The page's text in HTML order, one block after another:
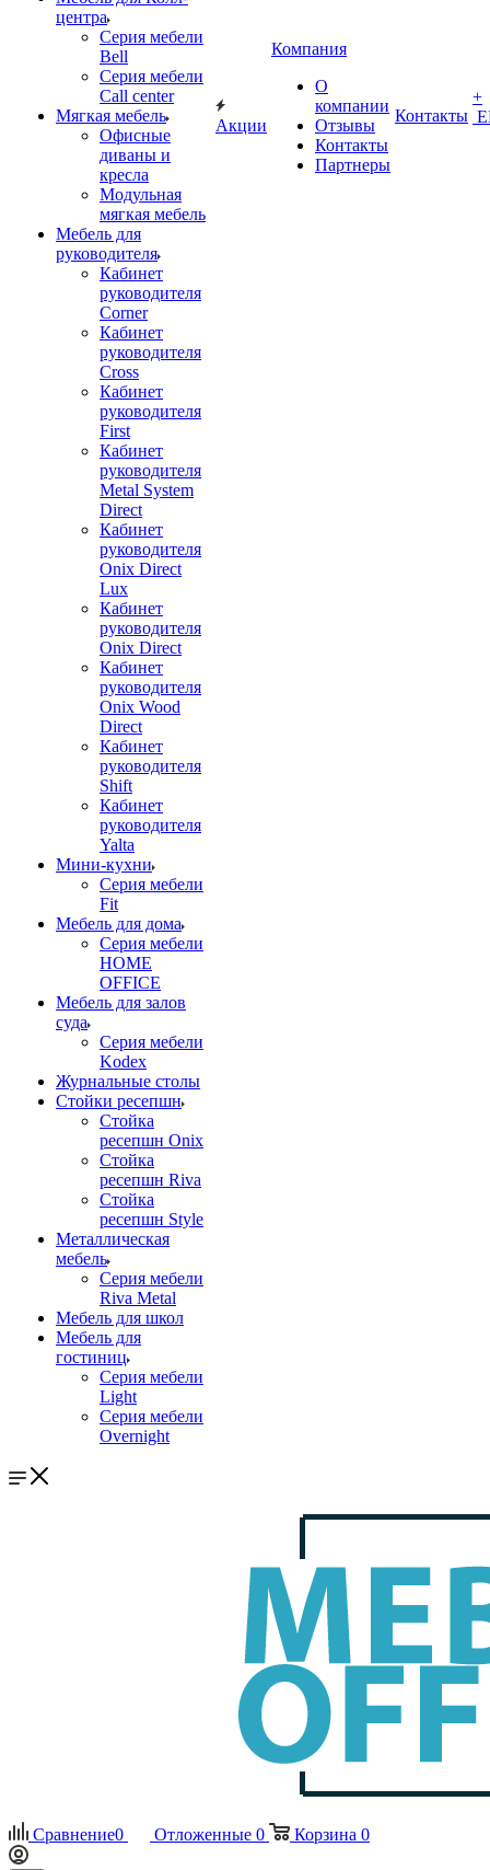
центра
Серия мебели
Bell
Серия мебели
Call center
Мягкая мебель
Офисные
диваны и
кресла
Модульная
мягкая мебель
Мебель для
руководителя
Кабинет
руководителя
Corner
Кабинет
руководителя
Cross
Кабинет
руководителя
First
Кабинет
руководителя
Metal System
Direct
Кабинет
руководителя
Onix Direct
Lux
Кабинет
руководителя
Onix Direct
Кабинет
руководителя
Onix Wood
Direct
Кабинет
руководителя
Shift
Кабинет
руководителя
Yalta
Мини-кухни
Серия мебели
Fit
Мебель для дома
Серия мебели
HOME
OFFICE
Мебель для залов
суда
Серия мебели
Kodex
Журнальные столы
Стойки ресепшн
Стойка
ресепшн Onix
Стойка
ресепшн Riva
Стойка
ресепшн Style
Металлическая
мебель
Серия мебели
Riva Metal
Мебель для школ
Мебель для
гостиниц
Серия мебели
Light
Серия мебели
Overnight
Акции
Компания
О
компании
Отзывы
Контакты
Партнеры
Контакты
+
Сравнение0 Отложенные 0 Корзина 0